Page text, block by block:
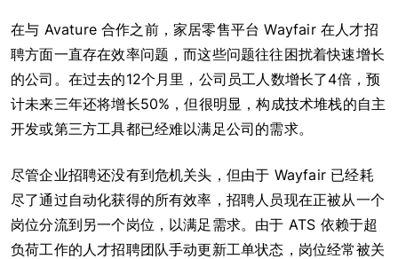
在与 Avature 合作之前，家居零售平台 Wayfair 在人才招
聘方面一直存在效率问题，而这些问题往往困扰着快速增长
的公司。在过去的12个月里，公司员工人数增长了4倍，预
计未来三年还将增长50%，但很明显，构成技术堆栈的自主
开发或第三方工具都已经难以满足公司的需求。
尽管企业招聘还没有到危机关头，但由于 Wayfair 已经耗
尽了通过自动化获得的所有效率，招聘人员现在正被从一个
岗位分流到另一个岗位，以满足需求。由于 ATS 依赖于超
负荷工作的人才招聘团队手动更新工单状态，岗位经常被关